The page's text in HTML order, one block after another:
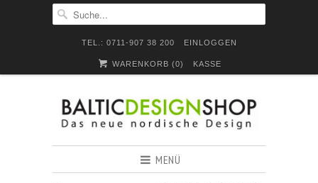
TEL.: 0711-907 38 200 EINLOGGEN
WARENKORB (0) KASSE
MENÜ